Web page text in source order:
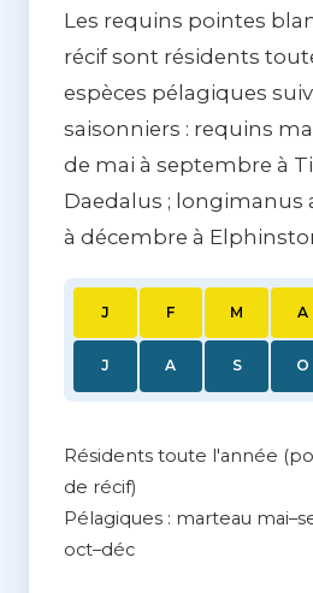
Les requins pointes
récif sont résidents
espèces pélagiques
saisonniers : requins
de mai à septembre à
Daedalus ; longimanus
à décembre à
J F M A
J A S O
Résidents toute l'année
de récif)
Pélagiques : marteau
oct–déc